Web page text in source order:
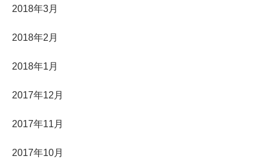
2018年3月
2018年2月
2018年1月
2017年12月
2017年11月
2017年10月